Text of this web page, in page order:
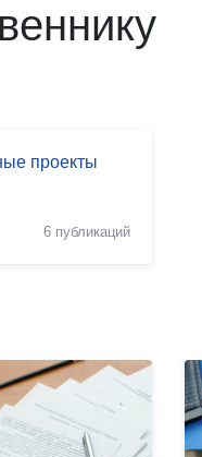
проекты
6 публикаций